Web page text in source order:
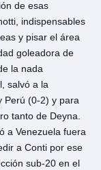
de esas
indispensables
y pisar el área
goleadora de
la nada
salvó a la
Perú (0-2) y para
tanto de Deyna.
a Venezuela fuera
a Conti por ese
sub-20 en el